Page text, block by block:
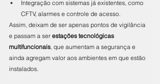
Integração com sistemas já existentes, como
CFTV, alarmes e controle de acesso.
Assim, deixam de ser apenas pontos de vigilância
e passam a ser estações tecnológicas
multifuncionais , que aumentam a segurança e
ainda agregam valor aos ambientes em que estão
instalados.